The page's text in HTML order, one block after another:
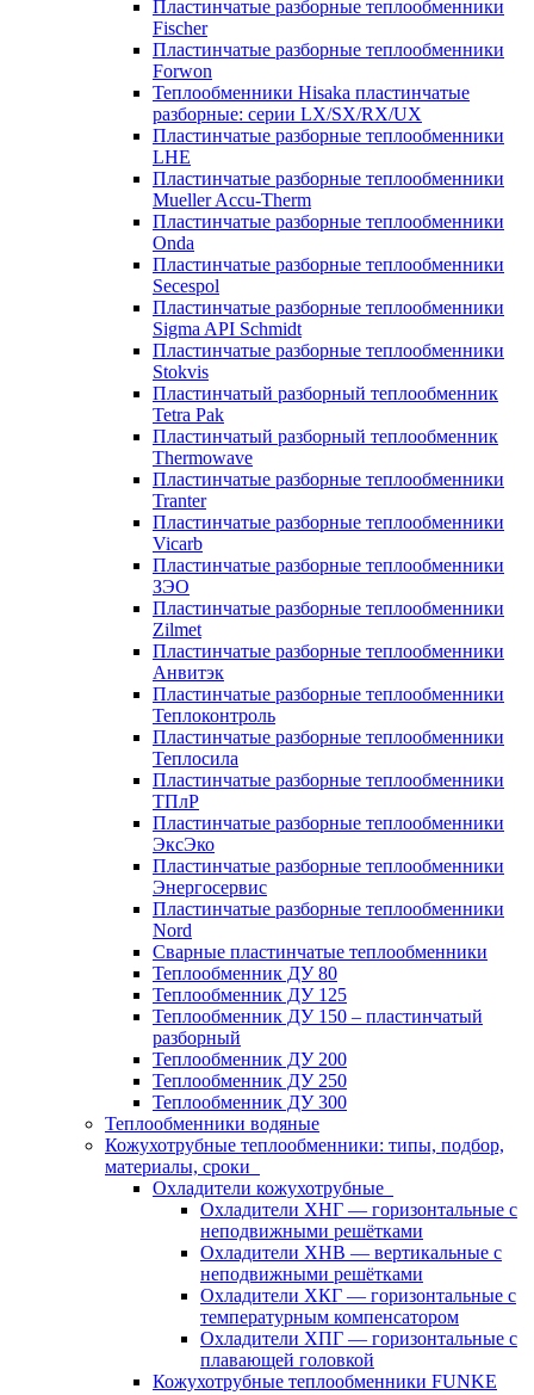
Пластинчатые разборные теплообменники
Fischer
Пластинчатые разборные теплообменники
Forwon
Теплообменники Hisaka пластинчатые
разборные: серии LX/SX/RX/UX
Пластинчатые разборные теплообменники
LHE
Пластинчатые разборные теплообменники
Mueller Accu-Therm
Пластинчатые разборные теплообменники
Onda
Пластинчатые разборные теплообменники
Secespol
Пластинчатые разборные теплообменники
Sigma API Schmidt
Пластинчатые разборные теплообменники
Stokvis
Пластинчатый разборный теплообменник
Tetra Pak
Пластинчатый разборный теплообменник
Thermowave
Пластинчатые разборные теплообменники
Tranter
Пластинчатые разборные теплообменники
Vicarb
Пластинчатые разборные теплообменники
ЗЭО
Пластинчатые разборные теплообменники
Zilmet
Пластинчатые разборные теплообменники
Анвитэк
Пластинчатые разборные теплообменники
Теплоконтроль
Пластинчатые разборные теплообменники
Теплосила
Пластинчатые разборные теплообменники
ТПлР
Пластинчатые разборные теплообменники
ЭксЭко
Пластинчатые разборные теплообменники
Энергосервис
Пластинчатые разборные теплообменники
Nord
Сварные пластинчатые теплообменники
Теплообменник ДУ 80
Теплообменник ДУ 125
Теплообменник ДУ 150 – пластинчатый
разборный
Теплообменник ДУ 200
Теплообменник ДУ 250
Теплообменник ДУ 300
Теплообменники водяные
Кожухотрубные теплообменники: типы, подбор,
материалы, сроки
Охладители кожухотрубные
Охладители ХНГ — горизонтальные с
неподвижными решётками
Охладители ХНВ — вертикальные с
неподвижными решётками
Охладители ХКГ — горизонтальные с
температурным компенсатором
Охладители ХПГ — горизонтальные с
плавающей головкой
Кожухотрубные теплообменники FUNKE